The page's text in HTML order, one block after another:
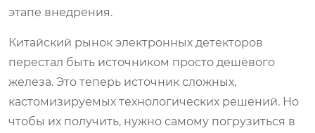
этапе внедрения.
Китайский рынок электронных детекторов
перестал быть источником просто дешёвого
железа. Это теперь источник сложных,
кастомизируемых технологических решений. Но
чтобы их получить, нужно самому погрузиться в